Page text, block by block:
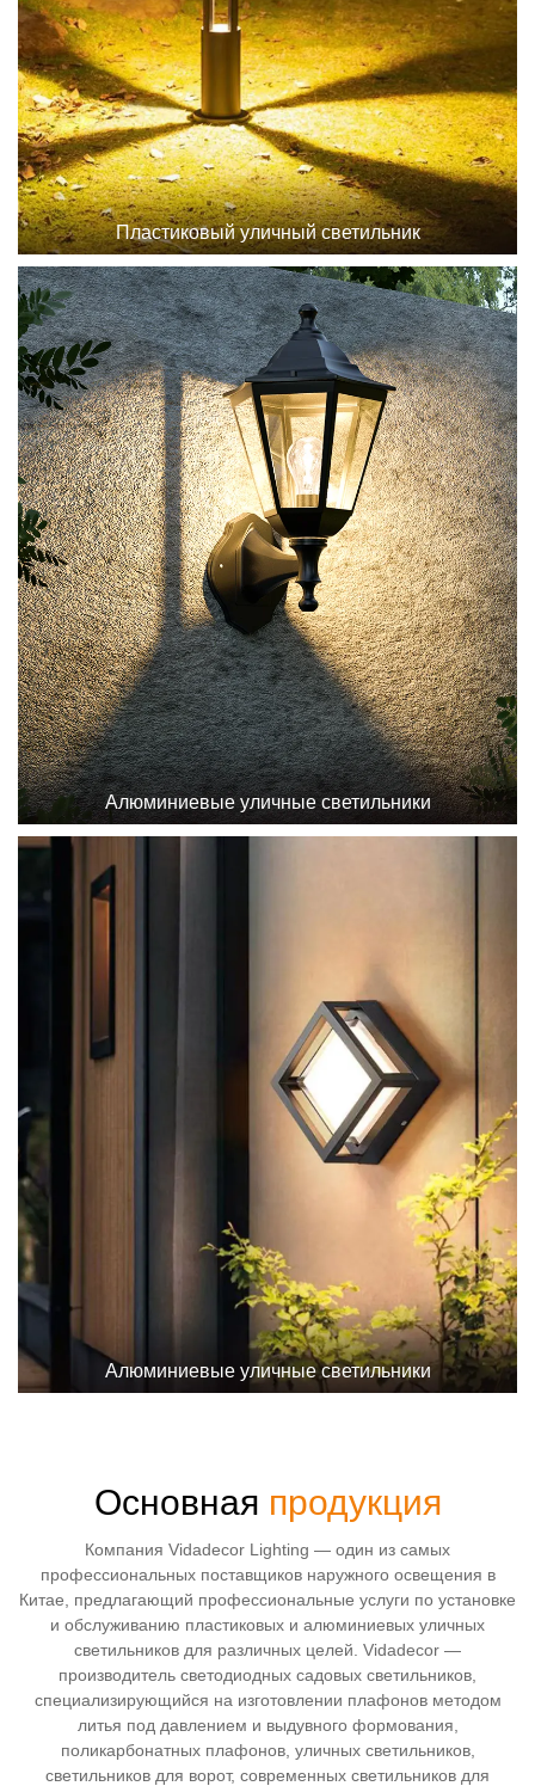
Пластиковый уличный светильник
Алюминиевые уличные светильники
Алюминиевые уличные светильники
Основная продукция
Компания Vidadecor Lighting — один из самых
профессиональных поставщиков наружного освещения в
Китае, предлагающий профессиональные услуги по установке
и обслуживанию пластиковых и алюминиевых уличных
светильников для различных целей. Vidadecor —
производитель светодиодных садовых светильников,
специализирующийся на изготовлении плафонов методом
литья под давлением и выдувного формования,
поликарбонатных плафонов, уличных светильников,
светильников для ворот, современных светильников для